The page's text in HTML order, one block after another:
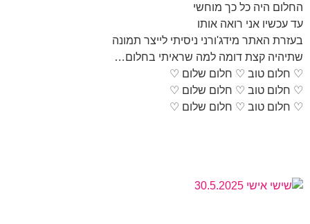
החלום היה כל כך מוחשי
עד עכשיו אני רואה אותו
בעזרת האתר מידג'ורני ניסיתי לייצר תמונה
שתיהיה קצת דומה למה שראיתי בחלום…
♡ חלום טוב ♡ חלום שלום ♡
♡ חלום טוב ♡ חלום שלום ♡
♡ חלום טוב ♡ חלום שלום ♡